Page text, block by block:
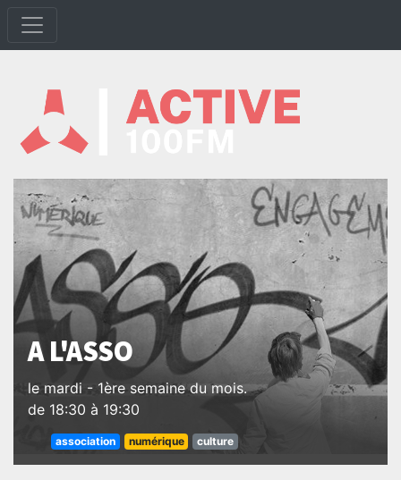
A L'ASSO
le mardi - 1ère semaine du mois.
de 18:30 à 19:30
association numérique culture